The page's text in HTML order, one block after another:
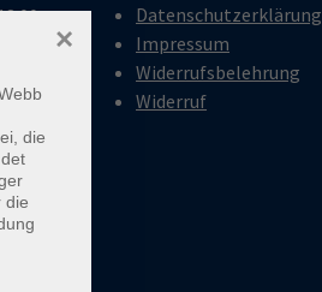
Datenschutzerklärung
Impressum
Widerrufsbelehrung
Widerruf
die
die
×